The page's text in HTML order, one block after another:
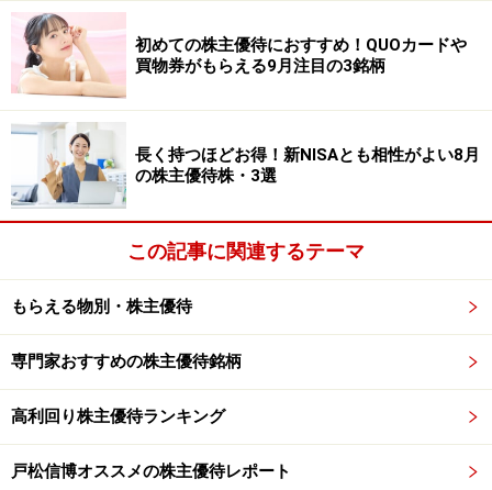
16年5月20日時点の株価は332円ですが、330円前後は
2013年後半にもみ合ったところであり、ここで落ち着く
のか、あるいはアベノミクスの前の250円前後まで調整
が進むのかはもう少し見てみないとわかりませんが、ま
ずは株価が横ばいになるのを確認したいところです。
2010年～2011年のケースを見ると6月～8月頃に株価が
落ち着いて横ばいとなり、9月の配当＆株主優待の権利
落ちを目指して上昇があるといった流れになっているよ
うですので、そろそろ、どこで株価が下げ止まるか注目
参考：日本株通信
※記載されている情報は、正確かつ信頼しうると判断し
た情報源から入手しておりますが、その正確性または完
全性を保証したものではありません。予告無く変更され
初めての株主優待におすすめ！QUOカードや
買物券がもらえる9月注目の3銘柄
長く持つほどお得！新NISAとも相性がよい8月
の株主優待株・3選
この記事に関連するテーマ
もらえる物別・株主優待
専門家おすすめの株主優待銘柄
高利回り株主優待ランキング
戸松信博オススメの株主優待レポート